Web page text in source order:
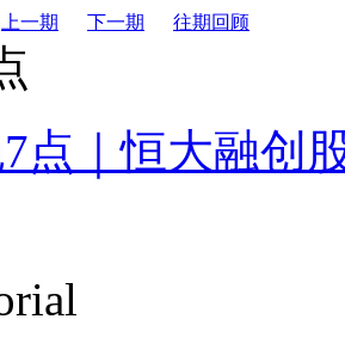
上一期 下一期 往期回顾
点｜恒大融创